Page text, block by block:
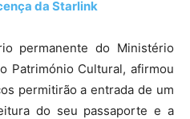
da Starlink
permanente do Ministério
Património Cultural, afirmou
permitirão a entrada de um
do seu passaporte e a